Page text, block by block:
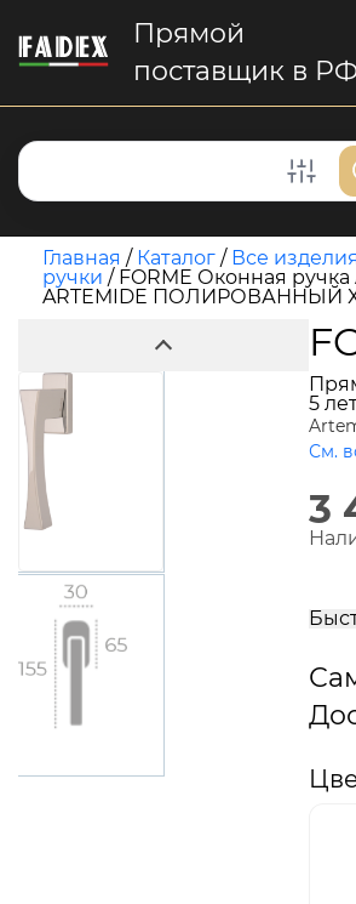
Прямой
поставщик в РФ
Главная / Каталог / Все изделия
ручки / FORME Оконная ручка
ARTEMIDE ПОЛИРОВАННЫЙ
5
См.
3